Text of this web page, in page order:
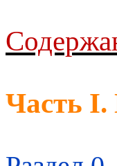
Часть